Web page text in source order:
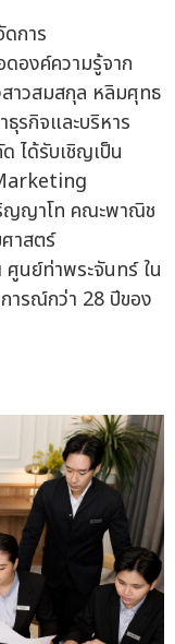
การ
องค์ความรู้จาก
าวสมสกุล หลิมศุทธ
รกิจและบริหาร
ได้รับเชิญเป็น
ญญาโท คณะพาณิช
าสตร์
ย์ท่าพระจันทร์ ใน
ารณ์กว่า 28 ปีของ